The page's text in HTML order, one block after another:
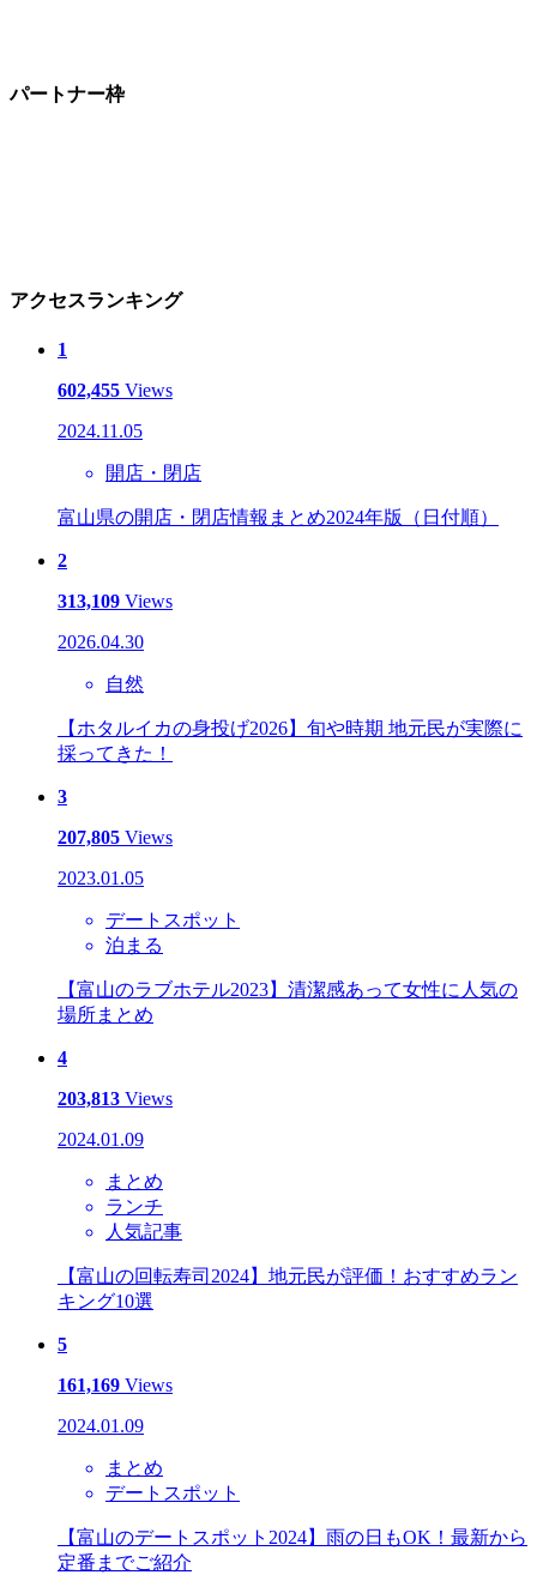
パートナー枠
アクセスランキング
1
602,455 Views
2024.11.05
開店・閉店
富山県の開店・閉店情報まとめ2024年版（日付順）
2
313,109 Views
2026.04.30
自然
【ホタルイカの身投げ2026】旬や時期 地元民が実際に
採ってきた！
3
207,805 Views
2023.01.05
デートスポット
泊まる
【富山のラブホテル2023】清潔感あって女性に人気の
場所まとめ
4
203,813 Views
2024.01.09
まとめ
ランチ
人気記事
【富山の回転寿司2024】地元民が評価！おすすめラン
キング10選
5
161,169 Views
2024.01.09
まとめ
デートスポット
【富山のデートスポット2024】雨の日もOK！最新から
定番までご紹介